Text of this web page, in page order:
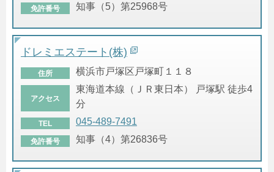
免許番号 知事（5）第25968号
ドレミエステート(株)
住所 横浜市戸塚区戸塚町１１８
アクセス
東海道本線（ＪＲ東日本） 戸塚駅 徒歩4
分
TEL 045-489-7491
免許番号 知事（4）第26836号